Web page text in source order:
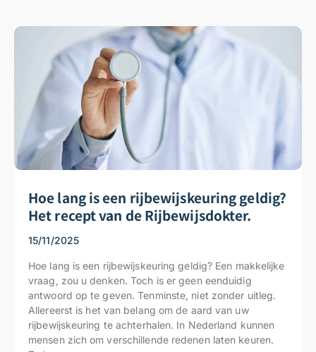
Hoe lang is een rijbewijskeuring geldig?
Het recept van de Rijbewijsdokter.
15/11/2025
Hoe lang is een rijbewijskeuring geldig? Een makkelijke
vraag, zou u denken. Toch is er geen eenduidig
antwoord op te geven. Tenminste, niet zonder uitleg.
Allereerst is het van belang om de aard van uw
rijbewijskeuring te achterhalen. In Nederland kunnen
mensen zich om verschillende redenen laten keuren.